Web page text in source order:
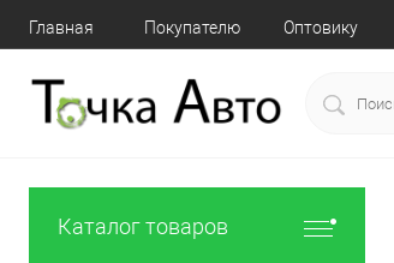
Главная Покупателю Оптовику
Каталог товаров